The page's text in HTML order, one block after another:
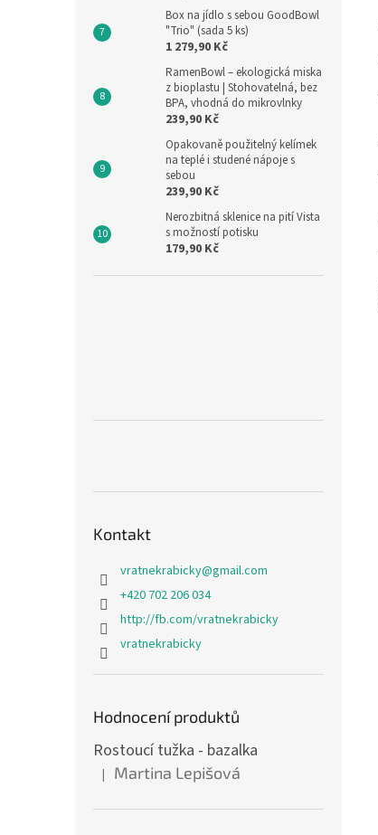
Box na jídlo s sebou GoodBowl
"Trio" (sada 5 ks)
1 279,90 Kč
RamenBowl – ekologická miska
z bioplastu | Stohovatelná, bez
BPA, vhodná do mikrovlnky
239,90 Kč
Opakovaně použitelný kelímek
na teplé i studené nápoje s
sebou
239,90 Kč
Nerozbitná sklenice na pití Vista
s možností potisku
179,90 Kč
Kontakt
vratnekrabicky@gmail.com
+420 702 206 034
http://fb.com/vratnekrabicky
vratnekrabicky
Hodnocení produktů
Rostoucí tužka - bazalka
Hodnocení produktu je 5 z 5 hvězdiček.
| Martina Lepišová